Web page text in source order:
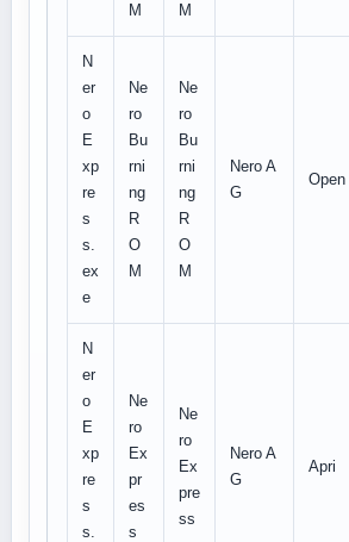
M
M
N
er
o
E
xp
re
s
s.
ex
e
Ne
ro
Bu
rni
ng
R
O
M
Ne
ro
Bu
rni
ng
R
O
M
Nero A
G
Open
N
er
o
E
xp
re
s
s.
Ne
ro
Ex
pr
es
s
Ne
ro
Ex
pre
ss
Nero A
G
Apri